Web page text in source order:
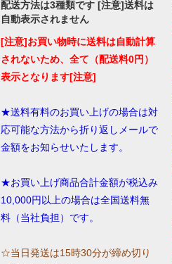
配送方法は3種類です [注意]送料は
自動表示されません
[注意]お買い物時に送料は自動計算
されないため、全て（配送料0円）
表示となります[注意]
★送料有料のお買い上げの場合は対
応可能な方法から折り返しメールで
金額をお知らせいたします。
★お買い上げ商品合計金額が税込み
10,000円以上の場合は全国送料無
料（当社負担）です。
☆当日発送は15時30分が締め切り